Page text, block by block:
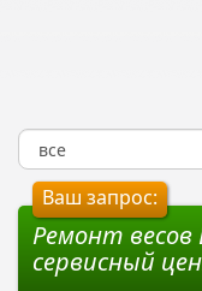
Ваш запрос:
Ремонт весов
сервисный